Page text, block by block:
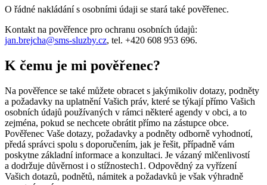
O řádné nakládání s osobními údaji se stará také pověřenec.
Kontakt na pověřence pro ochranu osobních údajů:
jan.brejcha@sms-sluzby.cz, tel. +420 608 953 696.
K čemu je mi pověřenec?
Na pověřence se také můžete obracet s jakýmikoliv dotazy, podněty
a požadavky na uplatnění Vašich práv, které se týkají přímo Vašich
osobních údajů používaných v rámci některé agendy v obci, a to
zejména, pokud se nechcete obrátit přímo na zástupce obce.
Pověřenec Vaše dotazy, požadavky a podněty odborně vyhodnotí,
předá správci spolu s doporučením, jak je řešit, případně vám
poskytne základní informace a konzultaci. Je vázaný mlčenlivostí
a dodržuje důvěrnost i o stížnostech1. Odpovědný za vyřízení
Vašich dotazů, podnětů, námitek a požadavků je však výhradně